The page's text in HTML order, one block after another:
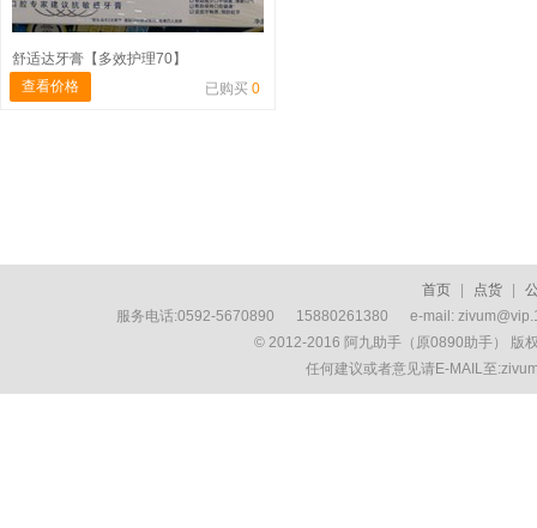
舒适达牙膏【多效护理70】
查看价格
已购买 0
首页 点货
服务电话:0592-5670890 15880261380 e-mail:
© 2012-2016 阿九助手（原0890助手） 版
任何建议或者意见请E-MAIL至